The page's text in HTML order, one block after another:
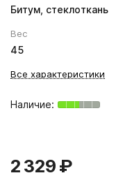
Битум, стеклоткань
Вес
45
Все характеристики
2 329 ₽